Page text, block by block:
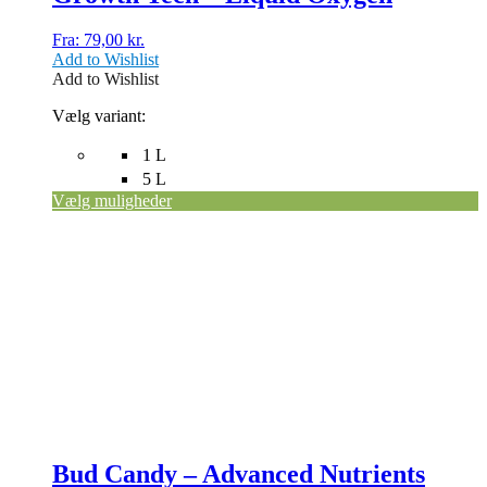
Fra: 79,00 kr.
1 L
5 L
Vælg variant:
Vælg muligheder
Add to Wishlist
Add to Wishlist
Bud Candy – Advanced Nutrients